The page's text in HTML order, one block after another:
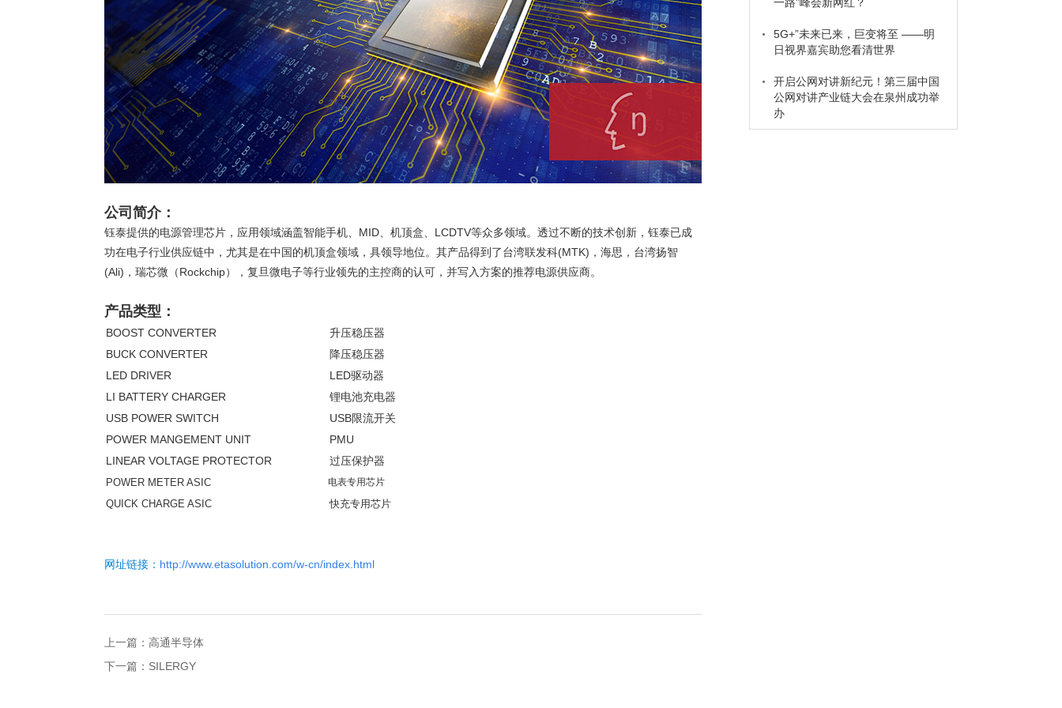
公司简介：
钰泰提供的电源管理芯片，应用领域涵盖智能手机、MID、机顶盒、LCDTV等众多领域。透过不断的技术创新，钰泰已成
功在电子行业供应链中，尤其是在中国的机顶盒领域，具领导地位。其产品得到了台湾联发科(MTK)，海思，台湾扬智
(Ali)，瑞芯微（Rockchip），复旦微电子等行业领先的主控商的认可，并写入方案的推荐电源供应商。
产品类型：
BOOST CONVERTER
升压稳压器
BUCK CONVERTER
降压稳压器
LED DRIVER
LED驱动器
LI BATTERY CHARGER
锂电池充电器
USB POWER SWITCH
USB限流开关
POWER MANGEMENT UNIT
PMU
LINEAR VOLTAGE PROTECTOR
过压保护器
POWER METER ASIC 电表专用芯片
QUICK CHARGE ASIC 快充专用芯片
网址链接： http://www.etasolution.com/w-cn/index.html
上一篇： 高通半导体
下一篇： SILERGY
5G+”未来已来，巨变将至 ——明
日视界嘉宾助您看清世界
开启公网对讲新纪元！第三届中国
公网对讲产业链大会在泉州成功举
办